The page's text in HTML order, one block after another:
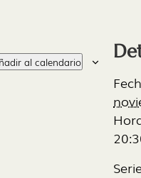
al calendario